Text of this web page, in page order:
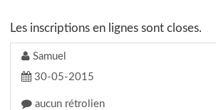
Les inscriptions en lignes sont closes.
Samuel
30-05-2015
aucun rétrolien